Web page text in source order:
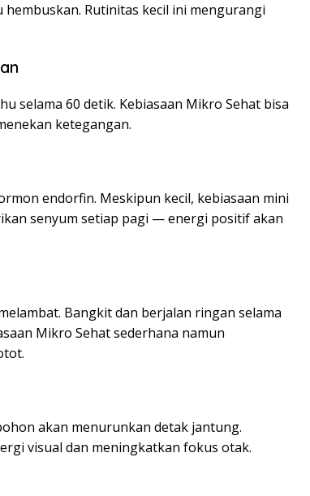
hembuskan. Rutinitas kecil ini mengurangi
selama 60 detik. Kebiasaan Mikro Sehat bisa
ketegangan.
endorfin. Meskipun kecil, kebiasaan mini
senyum setiap pagi — energi positif akan
Bangkit dan berjalan ringan selama
Mikro Sehat sederhana namun
akan menurunkan detak jantung.
visual dan meningkatkan fokus otak.